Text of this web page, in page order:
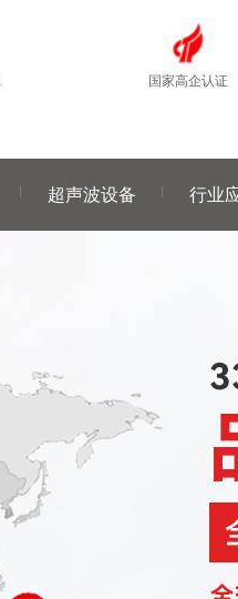
国家高企认证
超声波设备 行业